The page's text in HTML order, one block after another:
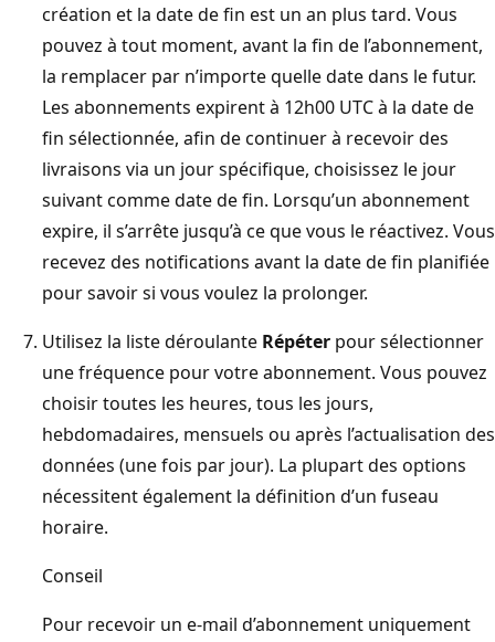
création et la date de fin est un an plus tard. Vous
pouvez à tout moment, avant la fin de l’abonnement,
la remplacer par n’importe quelle date dans le futur.
Les abonnements expirent à 12h00 UTC à la date de
fin sélectionnée, afin de continuer à recevoir des
livraisons via un jour spécifique, choisissez le jour
suivant comme date de fin. Lorsqu’un abonnement
expire, il s’arrête jusqu’à ce que vous le réactivez. Vous
recevez des notifications avant la date de fin planifiée
pour savoir si vous voulez la prolonger.
Utilisez la liste déroulante Répéter pour sélectionner
une fréquence pour votre abonnement. Vous pouvez
choisir toutes les heures, tous les jours,
hebdomadaires, mensuels ou après l’actualisation des
données (une fois par jour). La plupart des options
nécessitent également la définition d’un fuseau
horaire.
Conseil
Pour recevoir un e-mail d’abonnement uniquement